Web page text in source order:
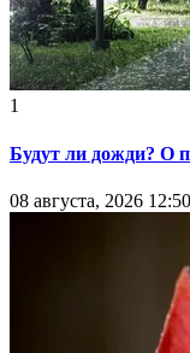
1
Будут ли дожди? О
08 августа, 2026 12:50